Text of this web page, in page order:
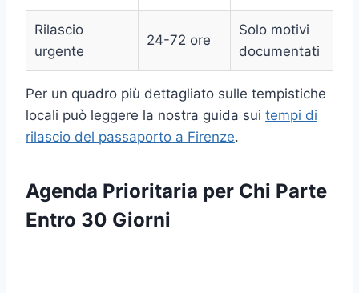
Rilascio
urgente
24-72 ore
Solo motivi
documentati
Per un quadro più dettagliato sulle tempistiche
locali può leggere la nostra guida sui tempi di
rilascio del passaporto a Firenze.
Agenda Prioritaria per Chi Parte
Entro 30 Giorni